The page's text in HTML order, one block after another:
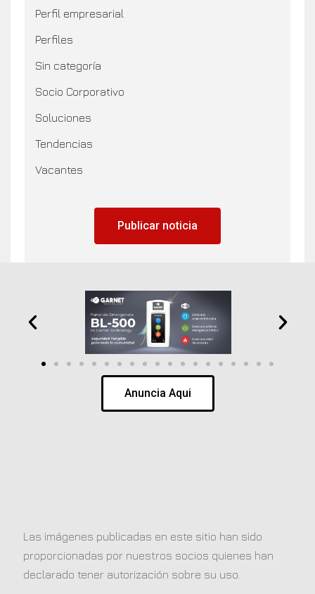
Perfil empresarial
Perfiles
Sin categoría
Socio Corporativo
Soluciones
Tendencias
Vacantes
Publicar noticia
Anuncia Aqui
Las imágenes publicadas en este sitio han sido
proporcionadas por nuestros socios quienes han
declarado tener autorización sobre su uso.